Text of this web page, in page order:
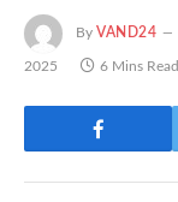
By VAND24
2025 6 Mins Read